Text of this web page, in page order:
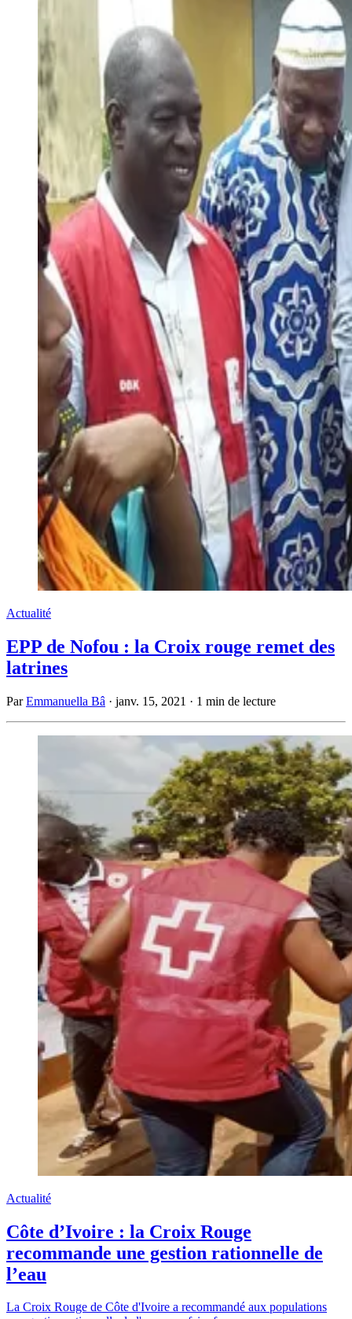
Actualité
EPP de Nofou : la Croix rouge remet des
latrines
ParEmmanuella Bâ · janv. 15, 2021 · 1 min de lecture
Actualité
Côte d’Ivoire : la Croix Rouge
recommande une gestion rationnelle de
l’eau
La Croix Rouge de Côte d'Ivoire a recommandé aux populations